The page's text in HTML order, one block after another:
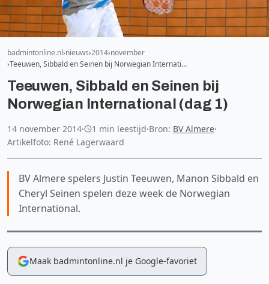
badmintonline.nl nieuws 2014 november
Teeuwen, Sibbald en Seinen bij Norwegian Internati…
Teeuwen, Sibbald en Seinen bij
Norwegian International (dag 1)
14 november 2014· 1 min leestijd·Bron: BV Almere·
Artikelfoto: René Lagerwaard
BV Almere spelers Justin Teeuwen, Manon Sibbald en
Cheryl Seinen spelen deze week de Norwegian
International.
Maak badmintonline.nl je Google-favoriet